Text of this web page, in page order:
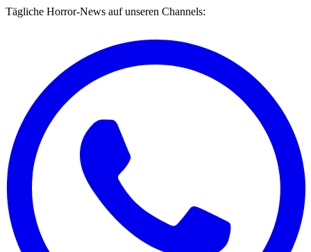
Tägliche Horror-News auf unseren Channels: